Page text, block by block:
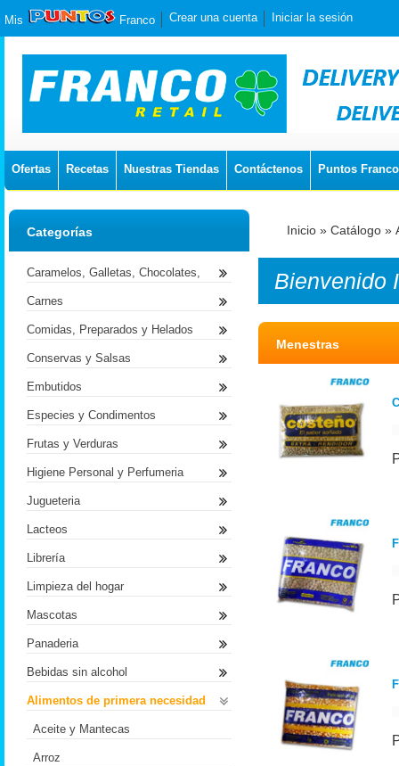
Mis Franco Crear una cuenta Iniciar la sesión
Ofertas Recetas Nuestras Tiendas Contáctenos Puntos Franco
Inicio » Catálogo »
Bienvenido
Menestras
Categorías
Caramelos, Galletas, Chocolates,
Carnes
Comidas, Preparados y Helados
Conservas y Salsas
Embutidos
Especies y Condimentos
Frutas y Verduras
Higiene Personal y Perfumeria
Jugueteria
Lacteos
Librería
Limpieza del hogar
Mascotas
Panaderia
Bebidas sin alcohol
Alimentos de primera necesidad
Aceite y Mantecas
Arroz